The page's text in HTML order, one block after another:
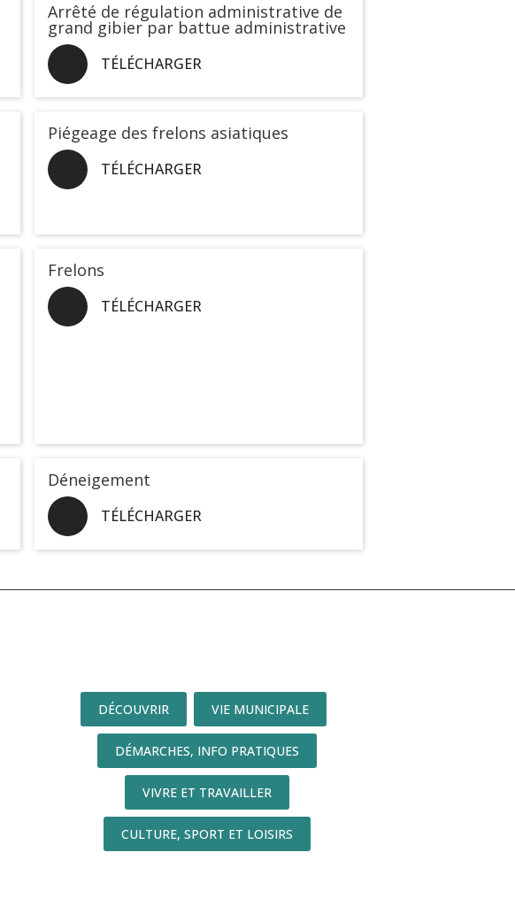
Arrêté de régulation administrative de
grand gibier par battue administrative
TÉLÉCHARGER
Piégeage des frelons asiatiques
TÉLÉCHARGER
Frelons
TÉLÉCHARGER
Déneigement
TÉLÉCHARGER
DÉCOUVRIR VIE MUNICIPALE
DÉMARCHES, INFO PRATIQUES
VIVRE ET TRAVAILLER
CULTURE, SPORT ET LOISIRS